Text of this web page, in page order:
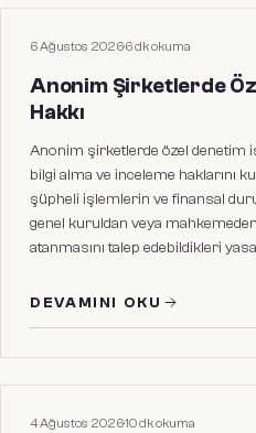
HUKUKI MAKALELER
6 Ağustos 2026·6dk okuma
Anonim Şirketlerde
Hakkı
Anonim şirketlerde özel denetim
bilgi alma ve inceleme haklarını
şüpheli işlemlerin ve finansal
genel kuruldan veya
atanmasını talep edebildikleri
DEVAMINI OKU
HUKUKI MAKALELER
4 Ağustos 2026·10dk okuma